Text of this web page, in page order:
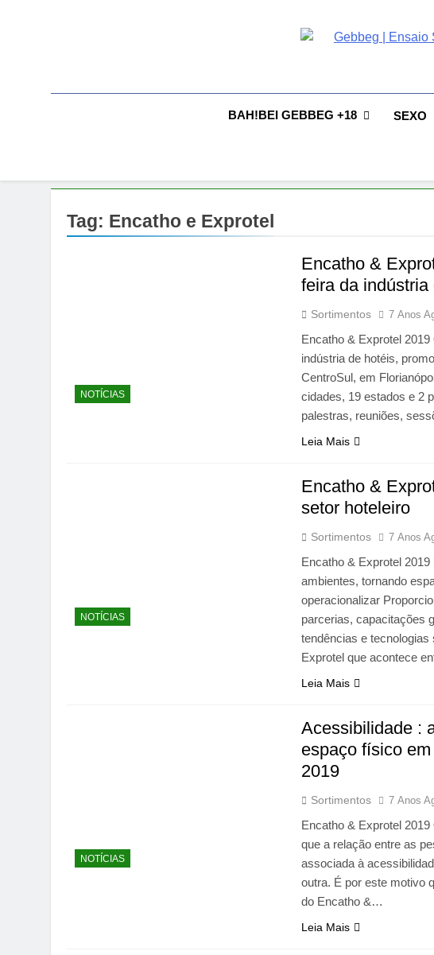
BAH!BEI GEBBEG +18 SEXO
Tag: Encatho e Exprotel
NOTÍCIAS
Encatho &
feira da
Sortimentos 7 Anos
Encatho & Exprotel
indústria de hotéis,
CentroSul, em
cidades, 19 estados e 2
palestras, reuniões,
Leia Mais
NOTÍCIAS
Encatho &
setor hoteleiro
Sortimentos 7 Anos
Encatho & Exprotel
ambientes, tornando
operacionalizar
parcerias, capacitações
tendências e tecnologias
Exprotel que acontece
Leia Mais
NOTÍCIAS
Acessibilidade :
espaço físico
2019
Sortimentos 7 Anos
Encatho & Exprotel
que a relação entre as
associada à
outra. É por este motivo
do Encatho &…
Leia Mais